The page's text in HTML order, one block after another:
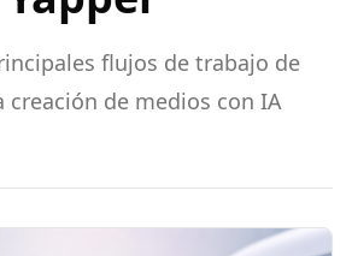
flujos de trabajo de
creación de medios con IA